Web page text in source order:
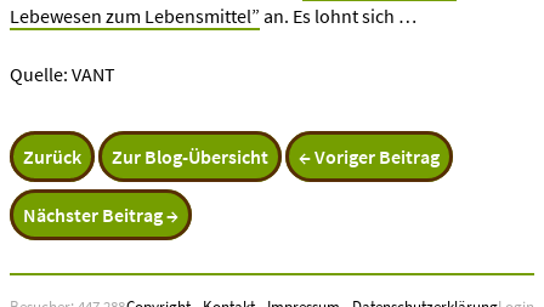
Lebewesen zum Lebensmittel” an. Es lohnt sich …
Quelle: VANT
Zurück Zur Blog-Übersicht ← Voriger Beitrag
Nächster Beitrag →